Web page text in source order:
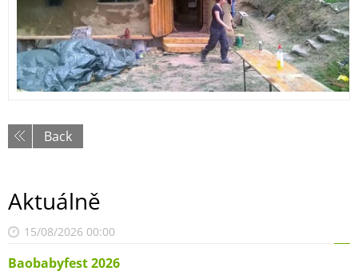
Back
Aktuálně
15/08/2026 00:00
Baobabyfest 2026